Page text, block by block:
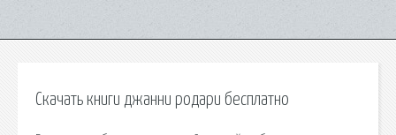
Скачать книги джанни родари бесплатно